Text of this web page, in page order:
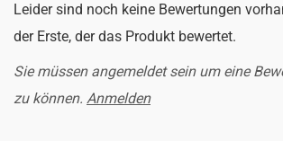
Leider sind noch keine Bewertungen
der Erste, der das Produkt bewertet.
Sie müssen angemeldet sein um eine
zu können. Anmelden